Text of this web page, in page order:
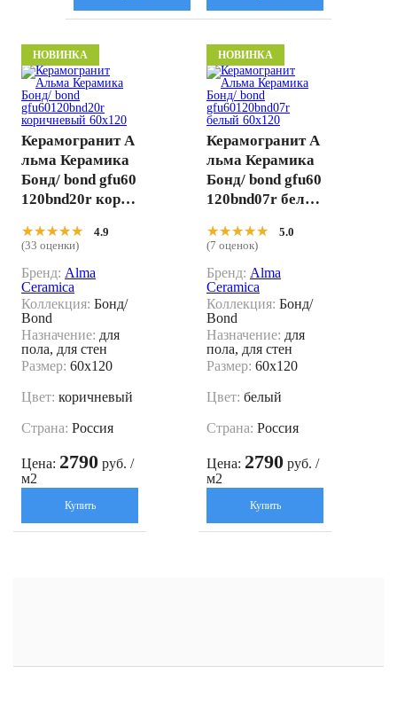
НОВИНКА
Керамогранит А
льма Керамика
Бонд/ bond gfu60
120bnd20r корич
★★★★★
★★★★★
4.9
(33 оценки)
Бренд: Alma
Ceramica
Коллекция: Бонд/
Bond
Назначение: для
пола, для стен
Размер: 60x120
Цвет: коричневый
Страна: Россия
Цена: 2790 руб. /
м2
Купить
НОВИНКА
Керамогранит А
льма Керамика
Бонд/ bond gfu60
120bnd07r белы
★★★★★
★★★★★
5.0
(7 оценок)
Бренд: Alma
Ceramica
Коллекция: Бонд/
Bond
Назначение: для
пола, для стен
Размер: 60x120
Цвет: белый
Страна: Россия
Цена: 2790 руб. /
м2
Купить